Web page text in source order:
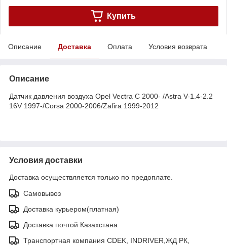
Купить
Описание Доставка Оплата Условия возврата
Описание
Датчик давления воздуха Opel Vectra C 2000- /Astra V-1.4-2.2
16V 1997-/Corsa 2000-2006/Zafira 1999-2012
Условия доставки
Доставка осуществляется только по предоплате.
Самовывоз
Доставка курьером(платная)
Доставка почтой Казахстана
Транспортная компания CDEK, INDRIVER,ЖД РК,